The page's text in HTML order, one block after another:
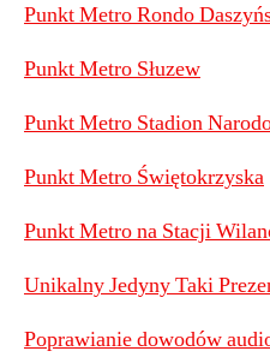
Punkt Metro Rondo
Punkt Metro Słuzew
Punkt Metro Stadion
Punkt Metro Świętokrzyska
Punkt Metro na Stacji
Unikalny Jedyny Taki
Poprawianie dowodów